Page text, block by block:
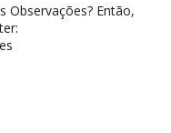
Observações? Então,